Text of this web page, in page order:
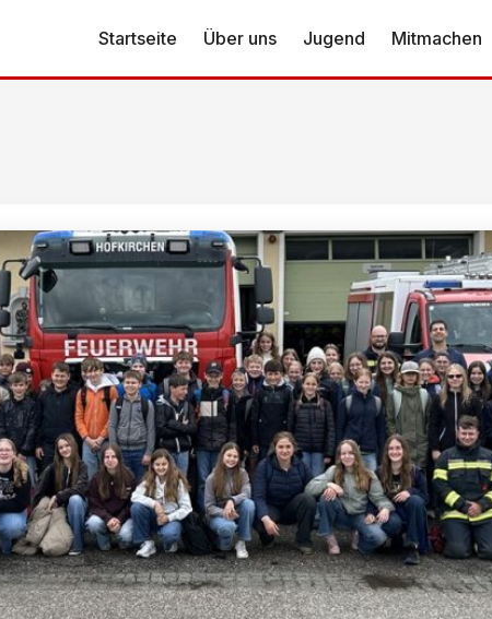
Startseite Über uns Jugend Mitmachen